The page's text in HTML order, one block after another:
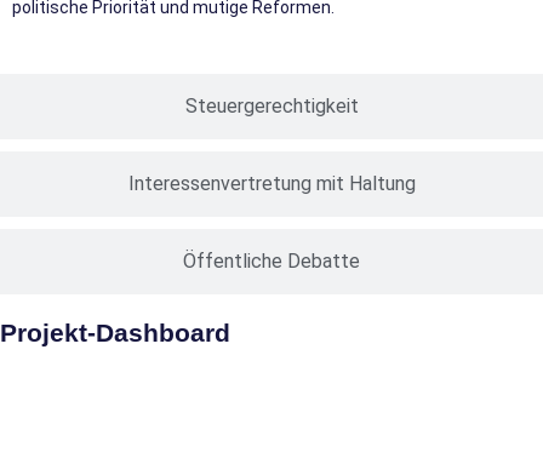
Steuergerechtigkeit
Interessenvertretung mit Haltung
Öffentliche Debatte
politische Priorität und mutige Reformen.
Projekt-Dashboard